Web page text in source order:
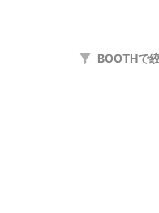
BOOTHで